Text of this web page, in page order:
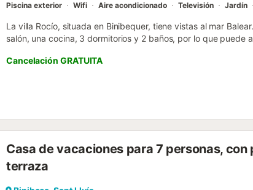
Piscina exterior Wifi Aire acondicionado Televisión Jardín
La villa Rocío, situada en Binibequer, tiene vistas al mar
salón, una cocina, 3 dormitorios y 2 baños, por lo que puede
disponibles. Este alojamiento dispone de zona exterior
terraza cubierta y ducha exterior. Los huéspedes también
compartida con barbacoa. Hay aparcamiento gratuito en la
Cancelación GRATUITA
Casa de vacaciones para 7 personas,
terraza